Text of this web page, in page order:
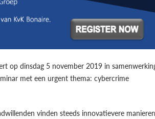
op dinsdag 5 november 2019 in
met een urgent thema: cybercrime
vinden steeds innovatievere manieren